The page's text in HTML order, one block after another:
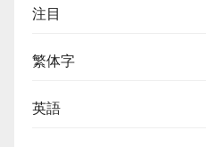
注目
繁体字
英語